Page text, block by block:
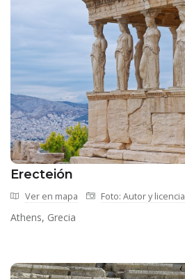
Erecteión
Ver en mapa Foto: Autor y licencia
Athens, Grecia